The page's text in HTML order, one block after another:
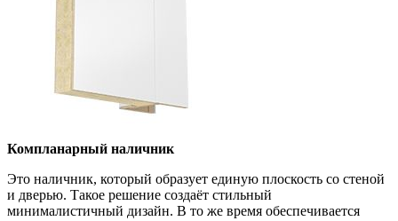
Компланарный наличник
Это наличник, который образует единую плоскость со стеной
и дверью. Такое решение создаёт стильный
минималистичный дизайн. В то же время обеспечивается